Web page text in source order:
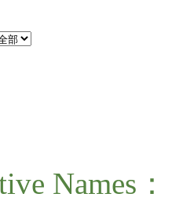
Names：